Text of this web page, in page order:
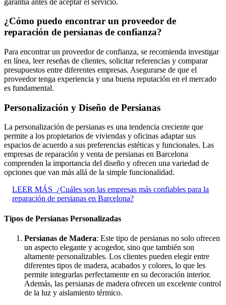
¿Cómo puedo encontrar un proveedor de
reparación de persianas de confianza?
Para encontrar un proveedor de confianza, se recomienda investigar
en línea, leer reseñas de clientes, solicitar referencias y comparar
presupuestos entre diferentes empresas. Asegurarse de que el
proveedor tenga experiencia y una buena reputación en el mercado
es fundamental.
Personalización y Diseño de Persianas
La personalización de persianas es una tendencia creciente que
permite a los propietarios de viviendas y oficinas adaptar sus
espacios de acuerdo a sus preferencias estéticas y funcionales. Las
empresas de reparación y venta de persianas en Barcelona
comprenden la importancia del diseño y ofrecen una variedad de
opciones que van más allá de la simple funcionalidad.
LEER MÁS ¿Cuáles son las empresas más confiables para la
reparación de persianas en Barcelona?
Tipos de Persianas Personalizadas
Persianas de Madera: Este tipo de persianas no solo ofrecen
un aspecto elegante y acogedor, sino que también son
altamente personalizables. Los clientes pueden elegir entre
diferentes tipos de madera, acabados y colores, lo que les
permite integrarlas perfectamente en su decoración interior.
Además, las persianas de madera ofrecen un excelente control
de la luz y aislamiento térmico.